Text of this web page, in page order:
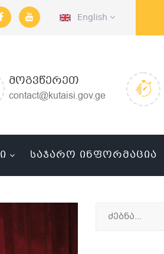
English
ᲛᲝᲒᲕᲬᲔᲠᲔᲗ
contact@kutaisi.gov.ge
ᲡᲐᲯᲐᲠᲝ ᲘᲜᲤᲝᲠᲛᲐᲪᲘᲐ